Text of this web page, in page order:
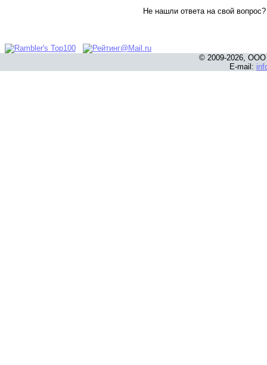
Не нашли ответа на свой
© 2009-2026, ООО
E-mail: